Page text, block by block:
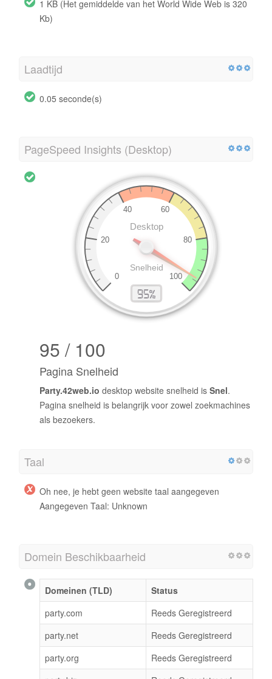
1 KB (Het gemiddelde van het World Wide Web is 320
Kb)
Laadtijd
0.05 seconde(s)
PageSpeed Insights (Desktop)
95 / 100
Pagina Snelheid
Party.42web.io desktop website snelheid is Snel.
Pagina snelheid is belangrijk voor zowel zoekmachines
als bezoekers.
Taal
Oh nee, je hebt geen website taal aangegeven
Aangegeven Taal: Unknown
Domein Beschikbaarheid
Domeinen (TLD)
Status
party.com
Reeds Geregistreerd
party.net
Reeds Geregistreerd
party.org
Reeds Geregistreerd